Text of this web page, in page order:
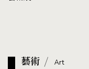
藝術 Art